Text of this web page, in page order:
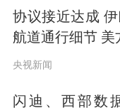
协议接近达成
航道通行细节 美
央视新闻
闪迪、西部数